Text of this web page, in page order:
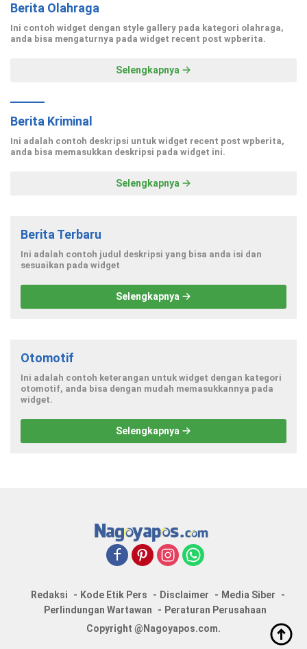
Berita Olahraga
Ini contoh widget dengan style gallery pada kategori olahraga,
anda bisa mengaturnya pada widget recent post wpberita.
Selengkapnya
Berita Kriminal
Ini adalah contoh deskripsi untuk widget recent post wpberita,
anda bisa memasukkan deskripsi pada widget ini.
Selengkapnya
Berita Terbaru
Ini adalah contoh judul deskripsi yang bisa anda isi dan
sesuaikan pada widget
Selengkapnya
Otomotif
Ini adalah contoh keterangan untuk widget dengan kategori
otomotif, anda bisa dengan mudah memasukkannya pada
widget.
Selengkapnya
Redaksi Kode Etik Pers Disclaimer
Media Siber
Perlindungan Wartawan
Peraturan Perusahaan
Copyright @Nagoyapos.com.